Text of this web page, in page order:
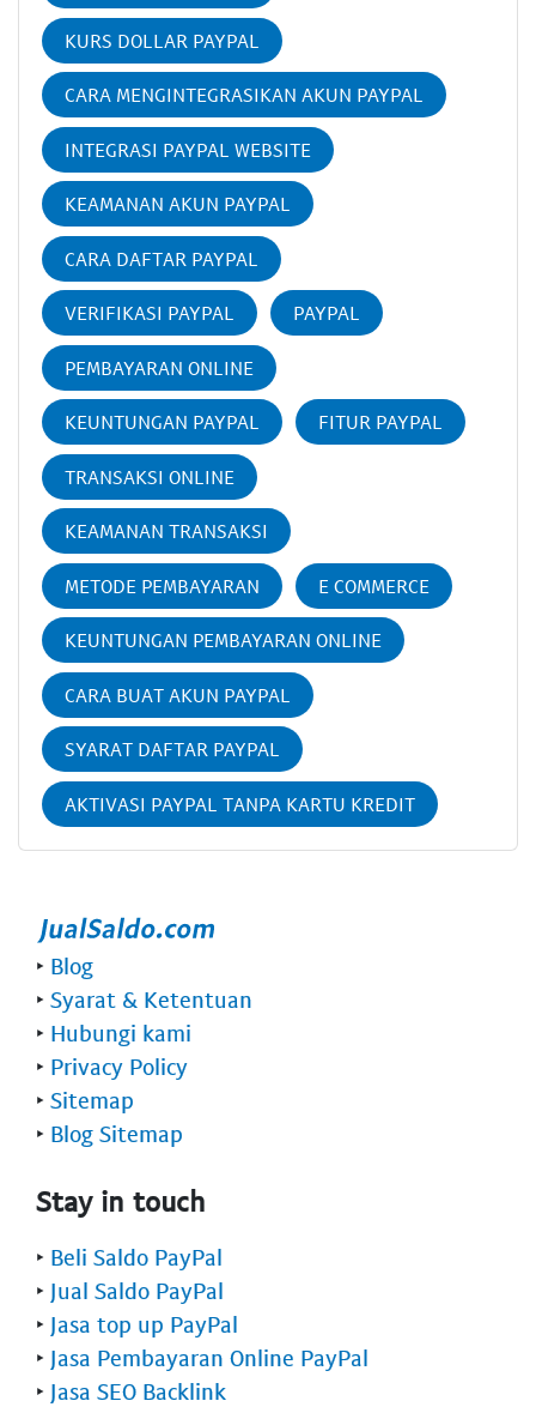
KURS DOLLAR PAYPAL
CARA MENGINTEGRASIKAN AKUN PAYPAL
INTEGRASI PAYPAL WEBSITE
KEAMANAN AKUN PAYPAL
CARA DAFTAR PAYPAL
VERIFIKASI PAYPAL PAYPAL
PEMBAYARAN ONLINE
KEUNTUNGAN PAYPAL FITUR PAYPAL
TRANSAKSI ONLINE
KEAMANAN TRANSAKSI
METODE PEMBAYARAN E COMMERCE
KEUNTUNGAN PEMBAYARAN ONLINE
CARA BUAT AKUN PAYPAL
SYARAT DAFTAR PAYPAL
AKTIVASI PAYPAL TANPA KARTU KREDIT
‣ Blog
‣ Syarat & Ketentuan
‣ Hubungi kami
‣ Privacy Policy
‣ Sitemap
‣ Blog Sitemap
Stay in touch
‣ Beli Saldo PayPal
‣ Jual Saldo PayPal
‣ Jasa top up PayPal
‣ Jasa Pembayaran Online PayPal
‣ Jasa SEO Backlink